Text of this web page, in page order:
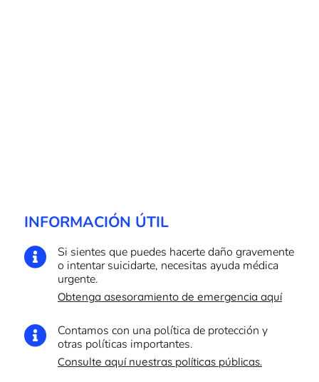
INFORMACIÓN ÚTIL

Si sientes que puedes hacerte daño gravemente
o intentar suicidarte, necesitas ayuda médica
urgente.
Obtenga asesoramiento de emergencia aquí

Contamos con una política de protección y
otras políticas importantes.
Consulte aquí nuestras políticas públicas.